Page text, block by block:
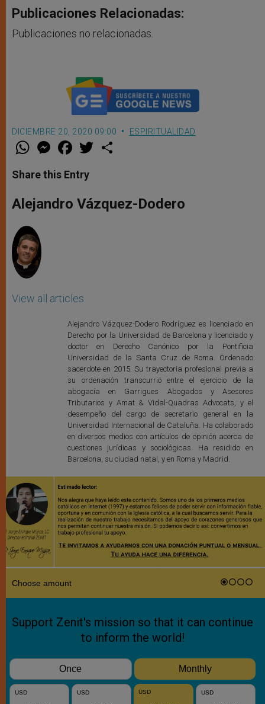
Publicaciones Relacionadas:
Publicaciones no relacionadas.
DICIEMBRE 20, 2020 09:00 ESPIRITUALIDAD
W
t
s
p
p
M
e
s
e
g
e
F
a
e
b
o
k
w
r
Share this Entry
Alejandro Vázquez-Dodero
View all articles
Alejandro Vázquez-Dodero Rodríguez es licenciado en
Derecho por la Universidad de Barcelona y licenciado y
doctor en Derecho Canónico por la Pontificia
Universidad de la Santa Cruz de Roma. Ordenado
sacerdote en 2015. Su trayectoria profesional previa a
su ordenación transcurrió entre el ejercicio de la
abogacía en Garrigues Abogados y Asesores
Tributarios y Amat & Vidal-Quadras Advocats, y el
desempeño del cargo de secretario general en la
Universidad Internacional de Cataluña. Ha colaborado
en diversos medios con artículos de opinión acerca de
cuestiones jurídicas y sociológicas. Ha residido en
Barcelona, su ciudad natal, y en Roma y Madrid.